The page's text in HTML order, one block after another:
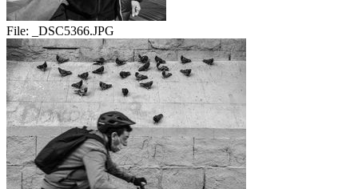
File: _DSC5366.JPG